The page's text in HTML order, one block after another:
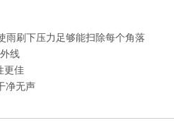
雨刷下压力足够能扫除每个角落
线
更佳
净无声